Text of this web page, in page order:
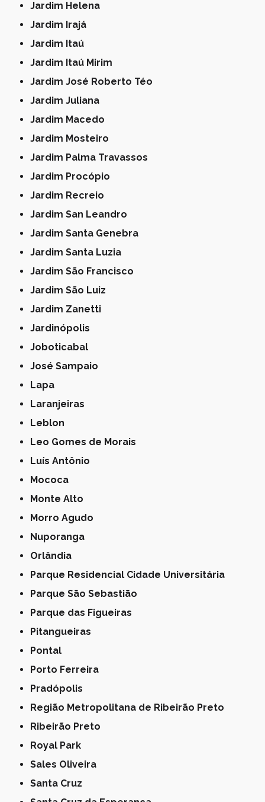
Jardim Helena
Jardim Irajá
Jardim Itaú
Jardim Itaú Mirim
Jardim José Roberto Téo
Jardim Juliana
Jardim Macedo
Jardim Mosteiro
Jardim Palma Travassos
Jardim Procópio
Jardim Recreio
Jardim San Leandro
Jardim Santa Genebra
Jardim Santa Luzia
Jardim São Francisco
Jardim São Luiz
Jardim Zanetti
Jardinópolis
Joboticabal
José Sampaio
Lapa
Laranjeiras
Leblon
Leo Gomes de Morais
Luís Antônio
Mococa
Monte Alto
Morro Agudo
Nuporanga
Orlândia
Parque Residencial Cidade Universitária
Parque São Sebastião
Parque das Figueiras
Pitangueiras
Pontal
Porto Ferreira
Pradópolis
Região Metropolitana de Ribeirão Preto
Ribeirão Preto
Royal Park
Sales Oliveira
Santa Cruz